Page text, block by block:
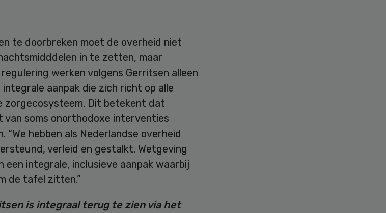
te doorbreken moet de overheid niet
in te zetten, maar
werken volgens Gerritsen alleen
integrale aanpak die zich richt op alle
Dit betekent dat
van soms onorthodoxe interventies
hebben als Nederlandse overheid
verleid en gestalkt. Wetgeving
een integrale, inclusieve aanpak waarbij
de tafel zitten.”
is integraal terug te zien via het